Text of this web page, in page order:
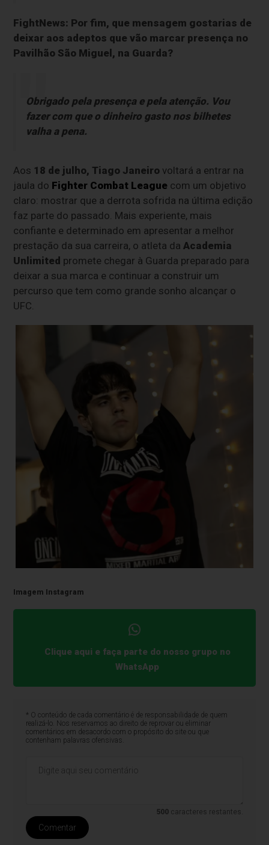
FightNews: Por fim, que mensagem gostarias de
deixar aos adeptos que vão marcar presença no
Pavilhão São Miguel, na Guarda?
Obrigado pela presença e pela atenção. Vou
fazer com que o dinheiro gasto nos bilhetes
valha a pena.
Aos 18 de julho, Tiago Janeiro voltará a entrar na
jaula do Fighter Combat League com um objetivo
claro: mostrar que a derrota sofrida na última edição
faz parte do passado. Mais experiente, mais
confiante e determinado em apresentar a melhor
prestação da sua carreira, o atleta daAcademia
Unlimited promete chegar à Guarda preparado para
deixar a sua marca e continuar a construir um
percurso que tem como grande sonho alcançar o
UFC.
Imagem Instagram
Clique aqui e faça parte do nosso grupo no
WhatsApp
* O conteúdo de cada comentário é de responsabilidade de quem
realizá-lo. Nos reservamos ao direito de reprovar ou eliminar
comentários em desacordo com o propósito do site ou que
contenham palavras ofensivas.
500 caracteres restantes.
Comentar